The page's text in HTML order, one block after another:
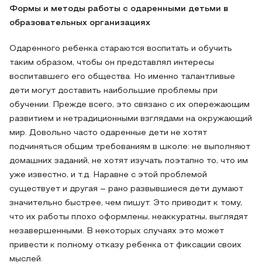
Формы и методы работы с одаренными детьми в
образовательных организациях
Одаренного ребенка стараются воспитать и обучить
таким образом, чтобы он представлял интересы
воспитавшего его общества. Но именно талантливые
дети могут доставить наибольшие проблемы при
обучении. Прежде всего, это связано с их опережающим
развитием и нетрадиционными взглядами на окружающий
мир. Довольно часто одаренные дети не хотят
подчиняться общим требованиям в школе: не выполняют
домашних заданий, не хотят изучать поэтапно то, что им
уже известно, и т.д. Наравне с этой проблемой
существует и другая – рано развывшиеся дети думают
значительно быстрее, чем пишут. Это приводит к тому,
что их работы плохо оформлены, неаккуратны, выглядят
незавершенными. В некоторых случаях это может
привести к полному отказу ребенка от фиксации своих
мыслей.